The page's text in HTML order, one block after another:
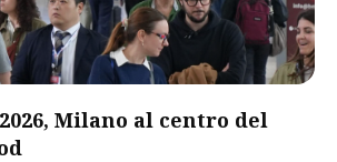
2026, Milano al centro del